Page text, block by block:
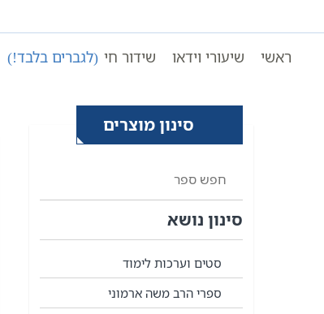
to
ראשי שיעורי וידאו שידור חי (לגברים בלבד!)
עמוד ראשי כתבי
סינון מוצרים
סינון נושא
סטים וערכות לימוד
ספרי הרב משה ארמוני